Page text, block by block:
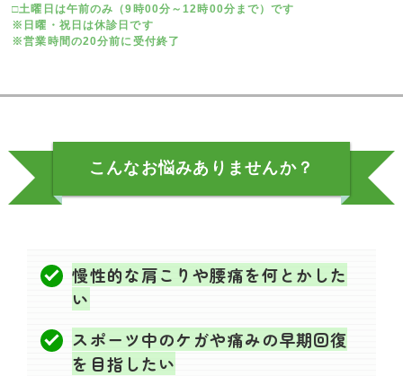
□土曜日は午前のみ（9時00分～12時00分まで）です
※日曜・祝日は休診日です
※営業時間の20分前に受付終了
こんなお悩みありませんか？
慢性的な肩こりや腰痛を何とかした
い
スポーツ中のケガや痛みの早期回復
を目指したい